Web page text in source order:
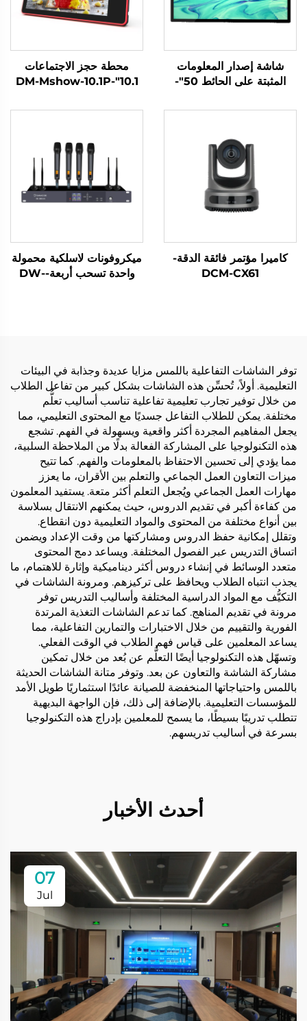
شاشة إصدار المعلومات
المثبتة على الحائط 50"-
محطة حجز الاجتماعات
10.1"-DM-Mshow-10.1P
كاميرا مؤتمر فائقة الدقة-
DCM-CX61
ميكروفونات لاسلكية محمولة
واحدة تسحب أربعة-DW-
توفر الشاشات التفاعلية باللمس مزايا عديدة وجذابة في البيئات
التعليمية. أولاً، تُحسِّن هذه الشاشات بشكل كبير من تفاعل الطلاب
من خلال توفير تجارب تعليمية تفاعلية تناسب أساليب تعلُّم
مختلفة. يمكن للطلاب التفاعل جسديًا مع المحتوى التعليمي، مما
يجعل المفاهيم المجردة أكثر واقعية ويسهولة في الفهم. تشجع
هذه التكنولوجيا على المشاركة الفعالة بدلًا من الملاحظة السلبية،
مما يؤدي إلى تحسين الاحتفاظ بالمعلومات والفهم. كما تتيح
ميزات التعاون العمل الجماعي والتعلم بين الأقران، ما يعزز
مهارات العمل الجماعي ويُجعل التعلم أكثر متعة. يستفيد المعلمون
من كفاءة أكبر في تقديم الدروس، حيث يمكنهم الانتقال بسلاسة
بين أنواع مختلفة من المحتوى والمواد التعليمية دون انقطاع.
وتقلل إمكانية حفظ الدروس ومشاركتها من وقت الإعداد ويضمن
اتساق التدريس عبر الفصول المختلفة. ويساعد دمج المحتوى
متعدد الوسائط في إنشاء دروس أكثر ديناميكية وإثارة للاهتمام، ما
يجذب انتباه الطلاب ويحافظ على تركيزهم. ومرونة الشاشات في
التكيُّف مع المواد الدراسية المختلفة وأساليب التدريس توفر
مرونة في تقديم المناهج. كما تدعم الشاشات التغذية المرتدة
الفورية والتقييم من خلال الاختبارات والتمارين التفاعلية، مما
يساعد المعلمين على قياس فهم الطلاب في الوقت الفعلي.
وتسهّل هذه التكنولوجيا أيضًا التعلُّم عن بُعد من خلال تمكين
مشاركة الشاشة والتعاون عن بعد. وتوفر متانة الشاشات الحديثة
باللمس واحتياجاتها المنخفضة للصيانة عائدًا استثماريًا طويل الأمد
للمؤسسات التعليمية. بالإضافة إلى ذلك، فإن الواجهة البديهية
تتطلب تدريبًا بسيطًا، ما يسمح للمعلمين بإدراج هذه التكنولوجيا
بسرعة في أساليب تدريسهم.
أحدث الأخبار
07
Jul